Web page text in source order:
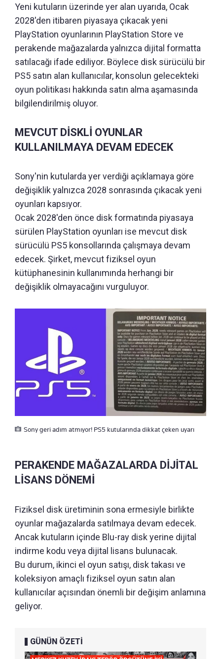
Yeni kutuların üzerinde yer alan uyarıda, Ocak
2028'den itibaren piyasaya çıkacak yeni
PlayStation oyunlarının PlayStation Store ve
perakende mağazalarda yalnızca dijital formatta
satılacağı ifade ediliyor. Böylece disk sürücülü bir
PS5 satın alan kullanıcılar, konsolun gelecekteki
oyun politikası hakkında satın alma aşamasında
bilgilendirilmiş oluyor.
MEVCUT DİSKLİ OYUNLAR
KULLANILMAYA DEVAM EDECEK
Sony'nin kutularda yer verdiği açıklamaya göre
değişiklik yalnızca 2028 sonrasında çıkacak yeni
oyunları kapsıyor.
Ocak 2028'den önce disk formatında piyasaya
sürülen PlayStation oyunları ise mevcut disk
sürücülü PS5 konsollarında çalışmaya devam
edecek. Şirket, mevcut fiziksel oyun
kütüphanesinin kullanımında herhangi bir
değişiklik olmayacağını vurguluyor.
Sony geri adım atmıyor! PS5 kutularında dikkat çeken uyarı
PERAKENDE MAĞAZALARDA DİJİTAL
LİSANS DÖNEMİ
Fiziksel disk üretiminin sona ermesiyle birlikte
oyunlar mağazalarda satılmaya devam edecek.
Ancak kutuların içinde Blu-ray disk yerine dijital
indirme kodu veya dijital lisans bulunacak.
Bu durum, ikinci el oyun satışı, disk takası ve
koleksiyon amaçlı fiziksel oyun satın alan
kullanıcılar açısından önemli bir değişim anlamına
geliyor.
GÜNÜN ÖZETİ